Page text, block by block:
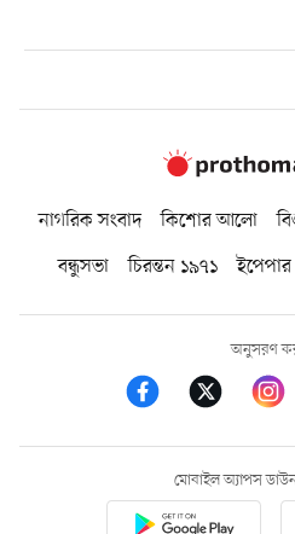
নাগরিক সংবাদ কিশোর আলো
বন্ধুসভা
চিরন্তন ১৯৭১ ইপেপার
অনুসরণ
মোবাইল অ্যাপস